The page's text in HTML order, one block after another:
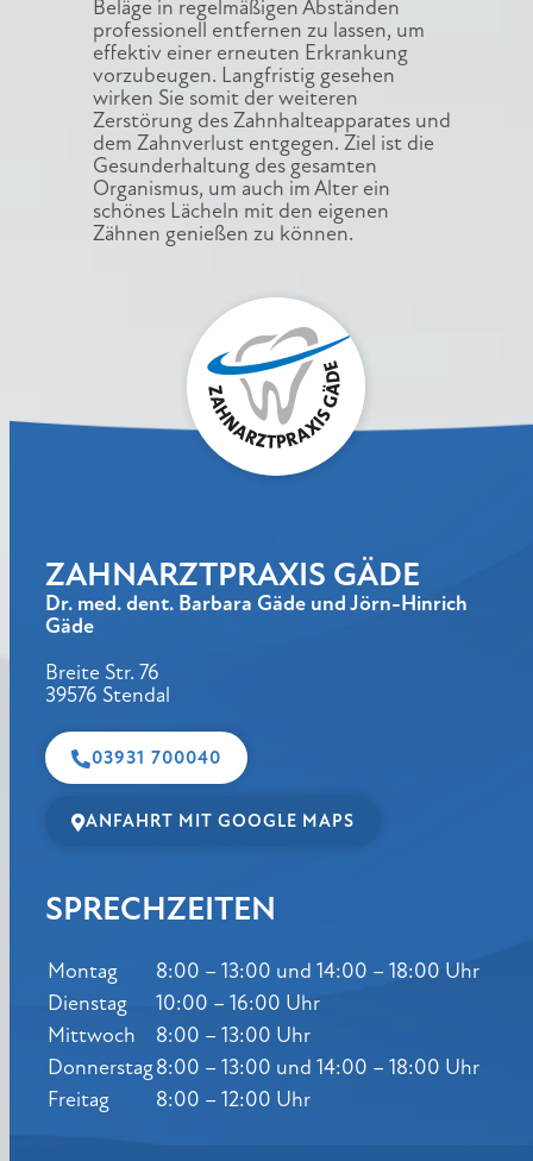
Beläge in regelmäßigen Abständen
professionell entfernen zu lassen, um
effektiv einer erneuten Erkrankung
vorzubeugen. Langfristig gesehen
wirken Sie somit der weiteren
Zerstörung des Zahnhalteapparates und
dem Zahnverlust entgegen. Ziel ist die
Gesunderhaltung des gesamten
Organismus, um auch im Alter ein
schönes Lächeln mit den eigenen
Zähnen genießen zu können.
ZAHNARZTPRAXIS GÄDE
Dr. med. dent. Barbara Gäde und Jörn-Hinrich
Gäde
Breite Str. 76
39576 Stendal
03931 700040
ANFAHRT MIT GOOGLE MAPS
SPRECHZEITEN
Montag
8:00 – 13:00 und 14:00 – 18:00 Uhr
Dienstag
10:00 – 16:00 Uhr
Mittwoch
8:00 – 13:00 Uhr
Donnerstag8:00 – 13:00 und 14:00 – 18:00 Uhr
Freitag
8:00 – 12:00 Uhr